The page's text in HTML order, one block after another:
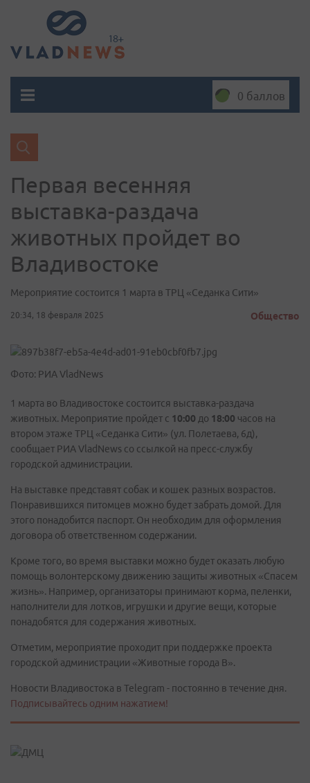
0 баллов
Первая весенняя
выставка-раздача
животных пройдет во
Владивостоке
Мероприятие состоится 1 марта в ТРЦ «Седанка Сити»
20:34, 18 февраля 2025 Общество
Фото: РИА VladNews
1 марта во Владивостоке состоится выставка-раздача
животных. Мероприятие пройдет с 10:00 до 18:00 часов на
втором этаже ТРЦ «Седанка Сити» (ул. Полетаева, 6д),
сообщает РИА VladNews со ссылкой на пресс-службу
городской администрации.
На выставке представят собак и кошек разных возрастов.
Понравившихся питомцев можно будет забрать домой. Для
этого понадобится паспорт. Он необходим для оформления
договора об ответственном содержании.
Кроме того, во время выставки можно будет оказать любую
помощь волонтерскому движению защиты животных «Спасем
жизнь». Например, организаторы принимают корма, пеленки,
наполнители для лотков, игрушки и другие вещи, которые
понадобятся для содержания животных.
Отметим, мероприятие проходит при поддержке проекта
городской администрации «Животные города В».
Новости Владивостока в Telegram - постоянно в течение дня.
Подписывайтесь одним нажатием!